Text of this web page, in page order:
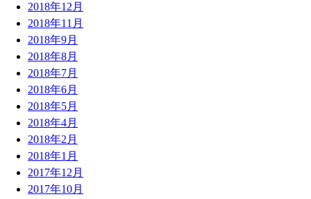
2018年12月
2018年11月
2018年9月
2018年8月
2018年7月
2018年6月
2018年5月
2018年4月
2018年2月
2018年1月
2017年12月
2017年10月